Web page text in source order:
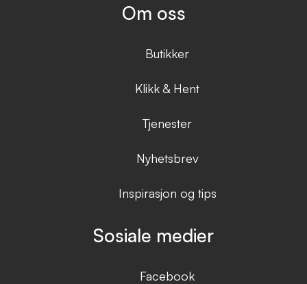
Om oss
Butikker
Klikk & Hent
Tjenester
Nyhetsbrev
Inspirasjon og tips
Sosiale medier
Facebook